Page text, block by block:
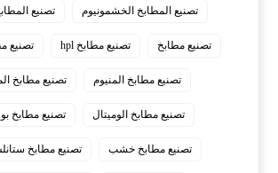
تصنيع المطابخ الخشمونيوم تصنيع
تصنيع مطابخ تصنيع مطابخ hpl تصنيع
تصنيع مطابخ المنيوم تصنيع مطابخ
تصنيع مطابخ الوميتال تصنيع مطابخ
تصنيع مطابخ خشب تصنيع مطابخ